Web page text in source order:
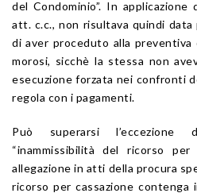
del Condominio”. In applicazione
att. c.c., non risultava quindi
di aver proceduto alla preventiva
morosi, sicchè la stessa non
esecuzione forzata nei confronti
regola con i pagamenti.
Può superarsi l’eccezione
“inammissibilità del ricorso per
allegazione in atti della procura
ricorso per cassazione contenga